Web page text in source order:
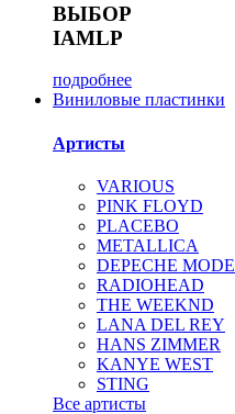
ВЫБОР
IAMLP
подробнее
Виниловые пластинки
Артисты
VARIOUS
PINK FLOYD
PLACEBO
METALLICA
DEPECHE MODE
RADIOHEAD
THE WEEKND
LANA DEL REY
HANS ZIMMER
KANYE WEST
STING
Все артисты